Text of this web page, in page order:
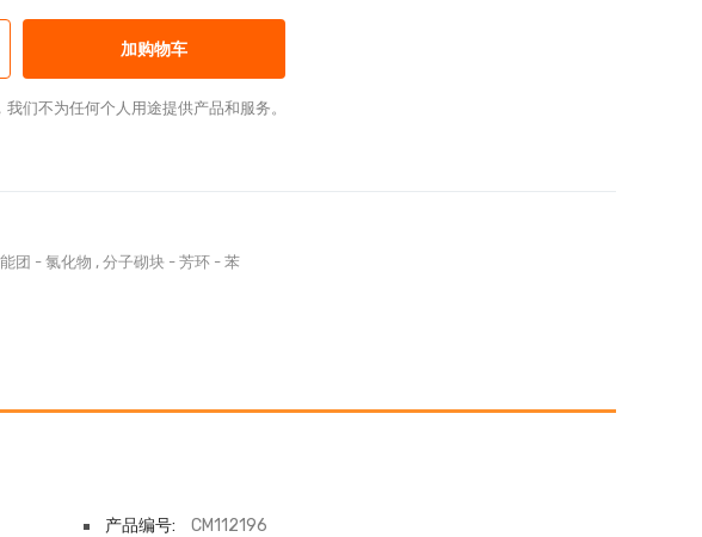
加购物车
们不为任何个人用途提供产品和服务。
团 - 氯化物 , 分子砌块- 芳环- 苯
产品编号:
CM112196